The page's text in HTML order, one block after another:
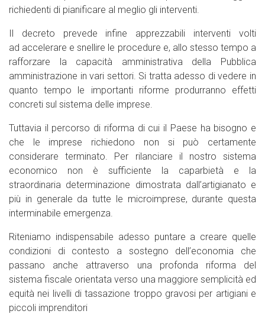
richiedenti di pianificare al meglio gli interventi.
Il decreto prevede infine apprezzabili interventi volti
ad accelerare e snellire le procedure e, allo stesso tempo a
rafforzare la capacità amministrativa della Pubblica
amministrazione in vari settori. Si tratta adesso di vedere in
quanto tempo le importanti riforme produrranno effetti
concreti sul sistema delle imprese.
Tuttavia il percorso di riforma di cui il Paese ha bisogno e
che le imprese richiedono non si può certamente
considerare terminato. Per rilanciare il nostro sistema
economico non è sufficiente la caparbietà e la
straordinaria determinazione dimostrata dall’artigianato e
più in generale da tutte le microimprese, durante questa
interminabile emergenza.
Riteniamo indispensabile adesso puntare a creare quelle
condizioni di contesto a sostegno dell’economia che
passano anche attraverso una profonda riforma del
sistema fiscale orientata verso una maggiore semplicità ed
equità nei livelli di tassazione troppo gravosi per artigiani e
piccoli imprenditori